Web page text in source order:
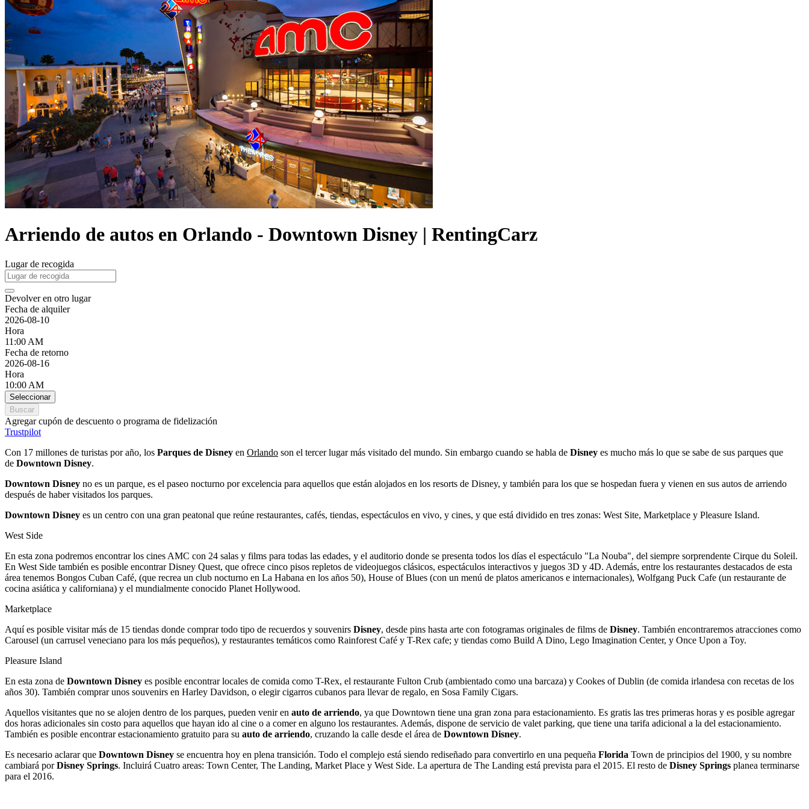
Arriendo de autos en Orlando - Downtown Disney | RentingCarz
Lugar de recogida
Devolver en otro lugar
Fecha de alquiler
2026-08-10
Hora
11:00 AM
Fecha de retorno
2026-08-16
Hora
10:00 AM
Seleccionar
Buscar
Agregar cupón de descuento o programa de fidelización
Trustpilot
Con 17 millones de turistas por año, los Parques de Disney en Orlando son el tercer lugar más visitado del mundo. Sin embargo cuando se habla de Disney es mucho más lo que se sabe de sus parques que
de Downtown Disney.
Downtown Disney no es un parque, es el paseo nocturno por excelencia para aquellos que están alojados en los resorts de Disney, y también para los que se hospedan fuera y vienen en sus autos de arriendo
después de haber visitados los parques.
Downtown Disney es un centro con una gran peatonal que reúne restaurantes, cafés, tiendas, espectáculos en vivo, y cines, y que está dividido en tres zonas: West Site, Marketplace y Pleasure Island.
West Side
En esta zona podremos encontrar los cines AMC con 24 salas y films para todas las edades, y el auditorio donde se presenta todos los días el espectáculo "La Nouba", del siempre sorprendente Cirque du Soleil.
En West Side también es posible encontrar Disney Quest, que ofrece cinco pisos repletos de videojuegos clásicos, espectáculos interactivos y juegos 3D y 4D. Además, entre los restaurantes destacados de esta
área tenemos Bongos Cuban Café, (que recrea un club nocturno en La Habana en los años 50), House of Blues (con un menú de platos americanos e internacionales), Wolfgang Puck Cafe (un restaurante de
cocina asiática y californiana) y el mundialmente conocido Planet Hollywood.
Marketplace
Aquí es posible visitar más de 15 tiendas donde comprar todo tipo de recuerdos y souvenirs Disney, desde pins hasta arte con fotogramas originales de films de Disney. También encontraremos atracciones como
Carousel (un carrusel veneciano para los más pequeños), y restaurantes temáticos como Rainforest Café y T-Rex cafe; y tiendas como Build A Dino, Lego Imagination Center, y Once Upon a Toy.
Pleasure Island
En esta zona de Downtown Disney es posible encontrar locales de comida como T-Rex, el restaurante Fulton Crub (ambientado como una barcaza) y Cookes of Dublin (de comida irlandesa con recetas de los
años 30). También comprar unos souvenirs en Harley Davidson, o elegir cigarros cubanos para llevar de regalo, en Sosa Family Cigars.
Aquellos visitantes que no se alojen dentro de los parques, pueden venir en auto de arriendo, ya que Downtown tiene una gran zona para estacionamiento. Es gratis las tres primeras horas y es posible agregar
dos horas adicionales sin costo para aquellos que hayan ido al cine o a comer en alguno los restaurantes. Además, dispone de servicio de valet parking, que tiene una tarifa adicional a la del estacionamiento.
También es posible encontrar estacionamiento gratuito para su auto de arriendo, cruzando la calle desde el área de Downtown Disney.
Es necesario aclarar que Downtown Disney se encuentra hoy en plena transición. Todo el complejo está siendo rediseñado para convertirlo en una pequeña Florida Town de principios del 1900, y su nombre
cambiará porDisney Springs. Incluirá Cuatro areas: Town Center, The Landing, Market Place y West Side. La apertura de The Landing está prevista para el 2015. El resto de Disney Springs planea terminarse
para el 2016.